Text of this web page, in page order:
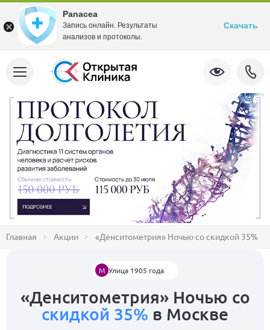
Главная Акции «Денситометрия» Ночью со скидкой 35%
М Улица 1905 года
«Денситометрия» Ночью со
скидкой 35% в Москве
Panacea
Запись онлайн. Результаты
анализов и протоколы.
Скачать